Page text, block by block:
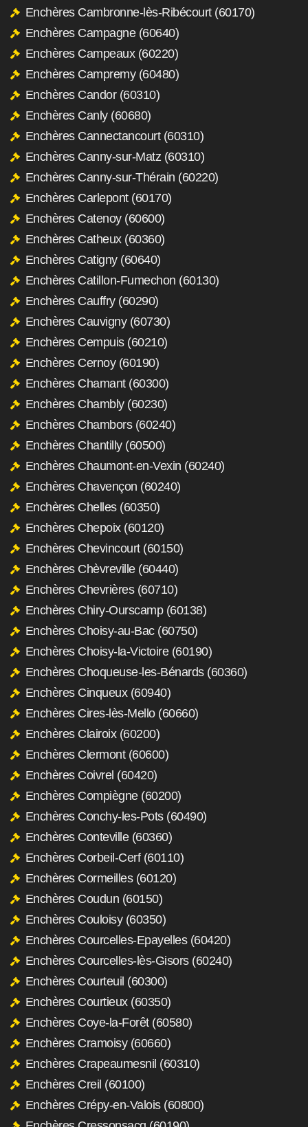
Enchères Cambronne-lès-Ribécourt (60170)
Enchères Campagne (60640)
Enchères Campeaux (60220)
Enchères Campremy (60480)
Enchères Candor (60310)
Enchères Canly (60680)
Enchères Cannectancourt (60310)
Enchères Canny-sur-Matz (60310)
Enchères Canny-sur-Thérain (60220)
Enchères Carlepont (60170)
Enchères Catenoy (60600)
Enchères Catheux (60360)
Enchères Catigny (60640)
Enchères Catillon-Fumechon (60130)
Enchères Cauffry (60290)
Enchères Cauvigny (60730)
Enchères Cempuis (60210)
Enchères Cernoy (60190)
Enchères Chamant (60300)
Enchères Chambly (60230)
Enchères Chambors (60240)
Enchères Chantilly (60500)
Enchères Chaumont-en-Vexin (60240)
Enchères Chavençon (60240)
Enchères Chelles (60350)
Enchères Chepoix (60120)
Enchères Chevincourt (60150)
Enchères Chèvreville (60440)
Enchères Chevrières (60710)
Enchères Chiry-Ourscamp (60138)
Enchères Choisy-au-Bac (60750)
Enchères Choisy-la-Victoire (60190)
Enchères Choqueuse-les-Bénards (60360)
Enchères Cinqueux (60940)
Enchères Cires-lès-Mello (60660)
Enchères Clairoix (60200)
Enchères Clermont (60600)
Enchères Coivrel (60420)
Enchères Compiègne (60200)
Enchères Conchy-les-Pots (60490)
Enchères Conteville (60360)
Enchères Corbeil-Cerf (60110)
Enchères Cormeilles (60120)
Enchères Coudun (60150)
Enchères Couloisy (60350)
Enchères Courcelles-Epayelles (60420)
Enchères Courcelles-lès-Gisors (60240)
Enchères Courteuil (60300)
Enchères Courtieux (60350)
Enchères Coye-la-Forêt (60580)
Enchères Cramoisy (60660)
Enchères Crapeaumesnil (60310)
Enchères Creil (60100)
Enchères Crépy-en-Valois (60800)